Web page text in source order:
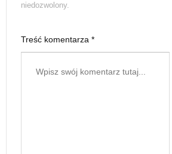
niedozwolony.
Treść komentarza *